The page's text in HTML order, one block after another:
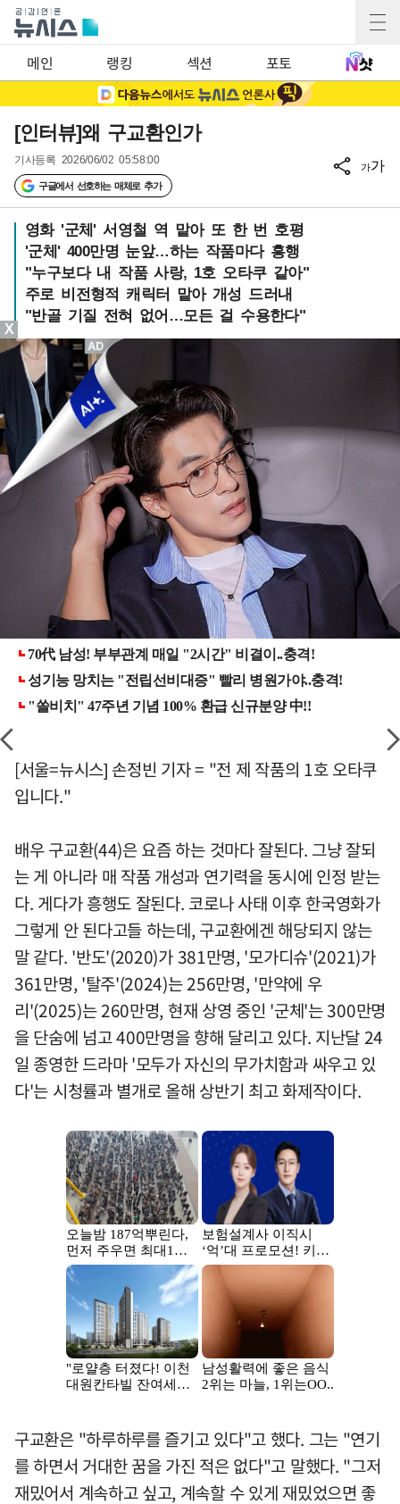
메인 랭킹 섹션 포토
[인터뷰]왜 구교환인가
기사등록 2026/06/02 05:58:00
구글에서 선호하는 매체로 추가
가가
영화 '군체' 서영철 역 맡아 또 한 번 호평
'군체' 400만명 눈앞…하는 작품마다 흥행
"누구보다 내 작품 사랑, 1호 오타쿠 같아"
주로 비전형적 캐릭터 맡아 개성 드러내
"반골 기질 전혀 없어…모든 걸 수용한다"
[서울=뉴시스] 손정빈 기자 = "전 제 작품의 1호 오타쿠
입니다."
배우 구교환(44)은 요즘 하는 것마다 잘된다. 그냥 잘되
는 게 아니라 매 작품 개성과 연기력을 동시에 인정 받는
다. 게다가 흥행도 잘된다. 코로나 사태 이후 한국영화가
그렇게 안 된다고들 하는데, 구교환에겐 해당되지 않는
말 같다. '반도'(2020)가 381만명, '모가디슈'(2021)가
361만명, '탈주'(2024)는 256만명, '만약에 우
리'(2025)는 260만명, 현재 상영 중인 '군체'는 300만명
을 단숨에 넘고 400만명을 향해 달리고 있다. 지난달 24
일 종영한 드라마 '모두가 자신의 무가치함과 싸우고 있
다'는 시청률과 별개로 올해 상반기 최고 화제작이다.
구교환은 "하루하루를 즐기고 있다"고 했다. 그는 "연기
를 하면서 거대한 꿈을 가진 적은 없다"고 말했다. "그저
재밌어서 계속하고 싶고, 계속할 수 있게 재밌었으면 좋
X